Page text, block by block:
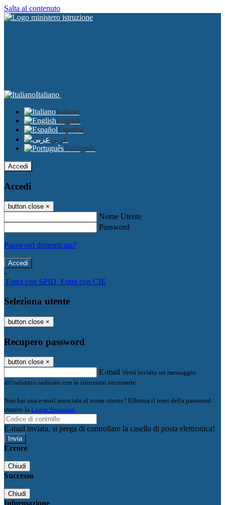
Salta al contenuto
Italiano
Italiano
English
Español
عربى
Português
Accedi
Accedi
button close ×
Nome Utente
Password
Password dimenticata?
-
Entra con SPID Entra con CIE
Seleziona utente
button close ×
Recupero password
button close ×
E-mail Verrà inviato un messaggio
all'indirizzo indicato con le istruzioni necessarie.
Non hai una e-mail associata al nome utente? Effettua il reset della password
tramite la Login Spaggiari
E-mail inviata, si prega di controllare la casella di posta elettronica!
Errore
Chiudi
Successo
Chiudi